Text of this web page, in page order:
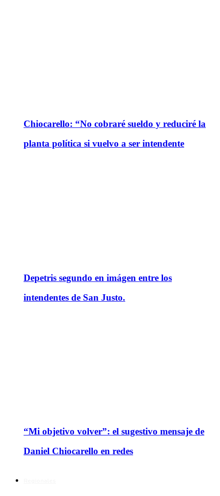
Chiocarello: “No cobraré sueldo y reduciré la
planta política si vuelvo a ser intendente
Depetris segundo en imágen entre los
intendentes de San Justo.
“Mi objetivo volver”: el sugestivo mensaje de
Daniel Chiocarello en redes